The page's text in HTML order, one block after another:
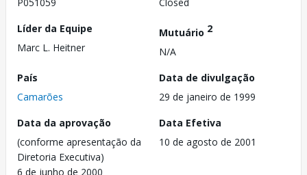
Líder da Equipe
Marc L. Heitner
Mutuário 2
N/A
País
Camarões
Data de divulgação
29 de janeiro de 1999
Data da aprovação
(conforme apresentação da
Diretoria Executiva)
6 de junho de 2000
Data Efetiva
10 de agosto de 2001